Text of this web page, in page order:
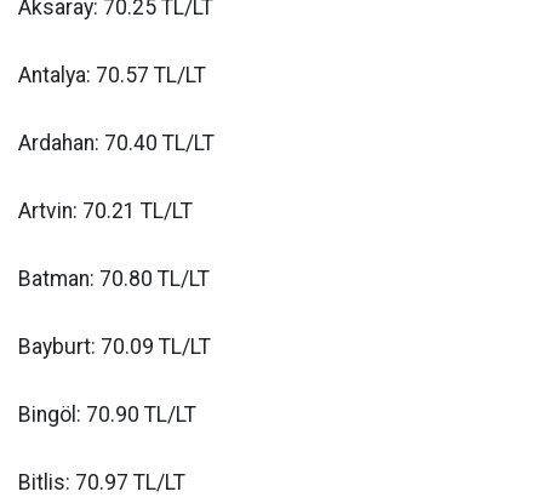
Aksaray: 70.25 TL/LT
Antalya: 70.57 TL/LT
Ardahan: 70.40 TL/LT
Artvin: 70.21 TL/LT
Batman: 70.80 TL/LT
Bayburt: 70.09 TL/LT
Bingöl: 70.90 TL/LT
Bitlis: 70.97 TL/LT